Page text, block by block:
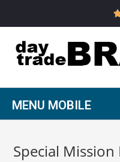
MENU MOBILE
Special